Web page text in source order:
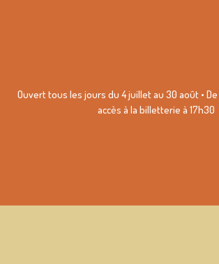
Ouvert tous les jours du 4 juillet au 30 août • De
accès à la billetterie à 17h30